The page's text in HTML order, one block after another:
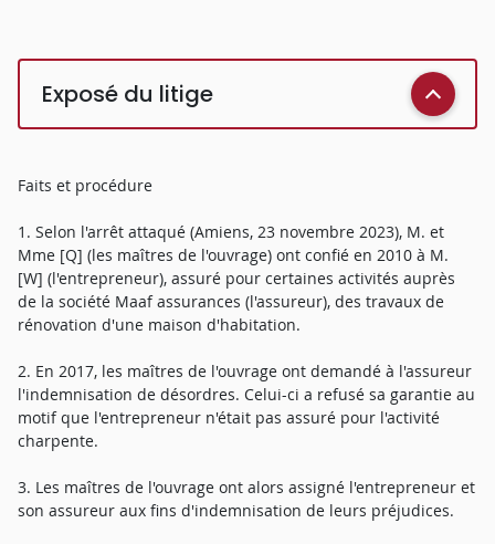
Exposé du litige
Faits et procédure
1. Selon l'arrêt attaqué (Amiens, 23 novembre 2023), M. et
Mme [Q] (les maîtres de l'ouvrage) ont confié en 2010 à M.
[W] (l'entrepreneur), assuré pour certaines activités auprès
de la société Maaf assurances (l'assureur), des travaux de
rénovation d'une maison d'habitation.
2. En 2017, les maîtres de l'ouvrage ont demandé à l'assureur
l'indemnisation de désordres. Celui-ci a refusé sa garantie au
motif que l'entrepreneur n'était pas assuré pour l'activité
charpente.
3. Les maîtres de l'ouvrage ont alors assigné l'entrepreneur et
son assureur aux fins d'indemnisation de leurs préjudices.